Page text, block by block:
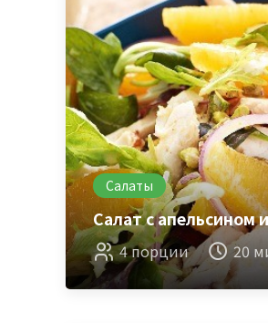
Салаты
Салат с апельсином
4 порции 20